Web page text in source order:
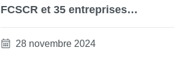
FCSCR et 35 entreprises
partenaires !
28 novembre 2024